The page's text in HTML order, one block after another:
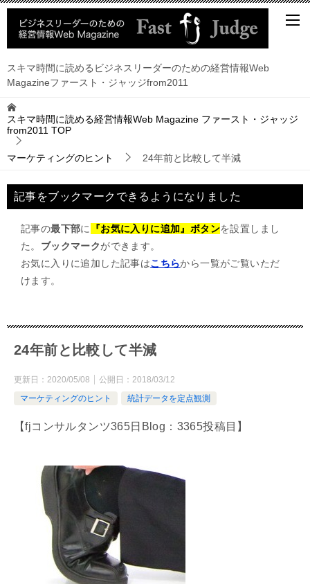
スキマ時間に読めるビジネスリーダーのための経営情報Web
Magazineファースト・ジャッジfrom2011
スキマ時間に読める経営情報Web Magazine ファースト・ジャッジ
from2011 TOP
マーケティングのヒント 24年前と比較して半減
記事をブックマークできるようになりました
記事の最下部に 『お気に入りに追加』ボタンを設置しまし
た。 ブックマークができます。
お気に入りに追加した記事はこちらから一覧がご覧いただ
けます。
24年前と比較して半減
更新日： 2020/05/08 公開日： 2018/03/12
マーケティングのヒント
統計データを定点観測
【fjコンサルタンツ365日Blog：3365投稿目】